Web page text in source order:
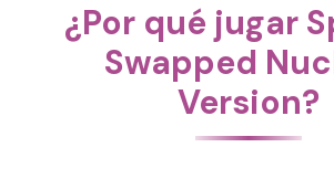
¿Por qué jugar
Swapped
Version?